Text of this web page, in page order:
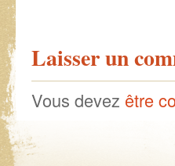
Laisser un
Vous devez être